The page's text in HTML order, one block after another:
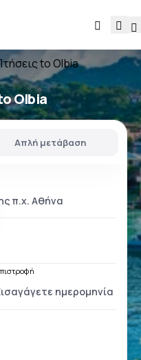
to Olbia
Olbia
Απλή μετάβαση